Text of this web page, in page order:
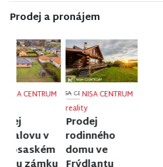
Prodej a pronájem
NISA CENTRUM
Prodej
rodinného
domu v
NISA CENTRUM
Prodej
činžovního
domu v